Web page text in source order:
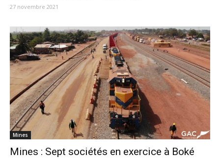
27 novembre 2021
Mines
Mines : Sept sociétés en exercice à Boké